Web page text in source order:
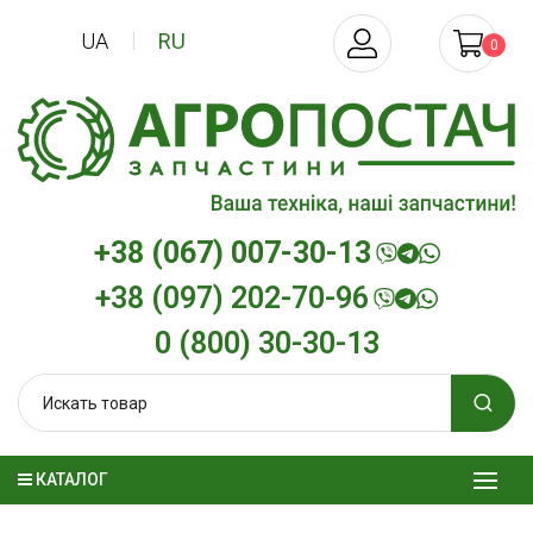
+38 (067) 007-30-13
+38 (097) 202-70-96
0 (800) 30-30-13
UA RU 0
КАТАЛОГ